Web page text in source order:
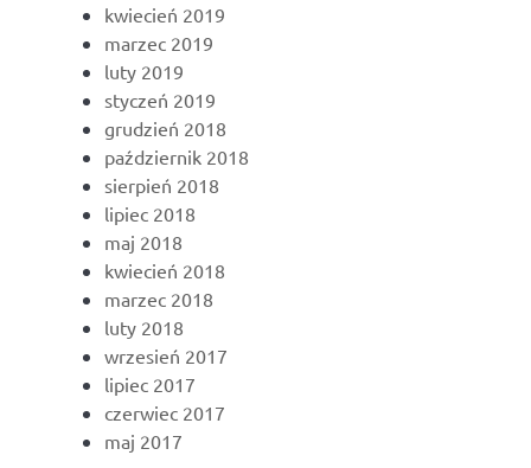
kwiecień 2019
marzec 2019
luty 2019
styczeń 2019
grudzień 2018
październik 2018
sierpień 2018
lipiec 2018
maj 2018
kwiecień 2018
marzec 2018
luty 2018
wrzesień 2017
lipiec 2017
czerwiec 2017
maj 2017